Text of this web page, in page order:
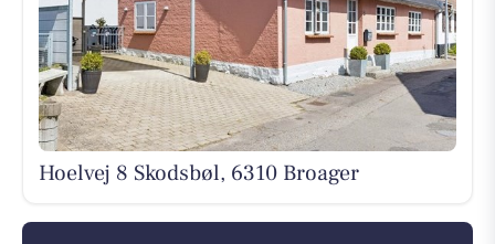
Hoelvej 8 Skodsbøl, 6310 Broager